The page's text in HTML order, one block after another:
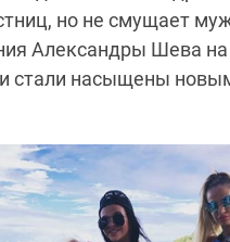
но не смущает
Александры Шева
стали насыщены